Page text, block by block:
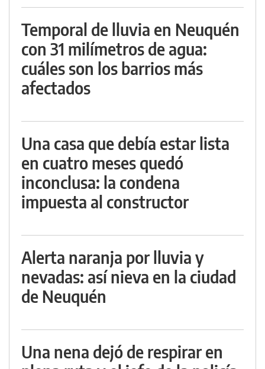
Temporal de lluvia en Neuquén
con 31 milímetros de agua:
cuáles son los barrios más
afectados
Una casa que debía estar lista
en cuatro meses quedó
inconclusa: la condena
impuesta al constructor
Alerta naranja por lluvia y
nevadas: así nieva en la ciudad
de Neuquén
Una nena dejó de respirar en